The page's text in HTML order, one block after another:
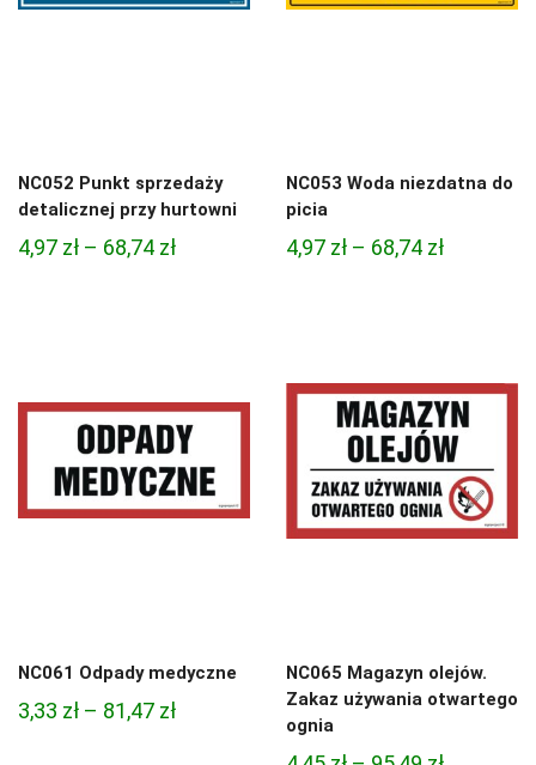
NC052 Punkt sprzedaży
detalicznej przy hurtowni
4,97 zł – 68,74 złZakres
68,74 zł
NC053 Woda niezdatna do
picia
4,97 zł – 68,74 złZakres
68,74 zł
NC061 Odpady medyczne
3,33 zł – 81,47 złZakres
NC065 Magazyn olejów.
Zakaz używania otwartego
ognia